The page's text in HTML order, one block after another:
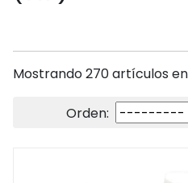
Mostrando 270 artículos
Orden: